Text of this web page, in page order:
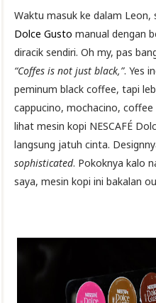
Waktu masuk ke dalam Leon,
Dolce Gusto manual dengan
diracik sendiri. Oh my, pas
“Coffes is not just black,”. Yes
peminum black coffee, tapi
cappucino, mochacino,
lihat mesin kopi NESCAFÉ
langsung jatuh cinta.
sophisticated. Pokoknya kalo
saya, mesin kopi ini bakalan